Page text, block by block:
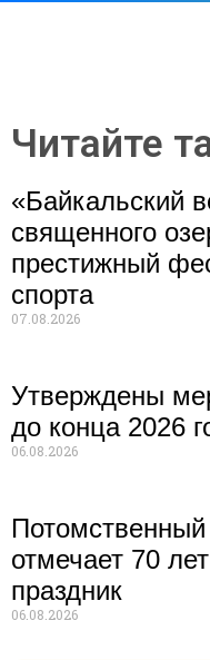
Читайте
«Байкальский
священного
престижный
спорта
07.08.2026
Утверждены
до конца 2026
06.08.2026
Потомственный
отмечает 70
праздник
06.08.2026